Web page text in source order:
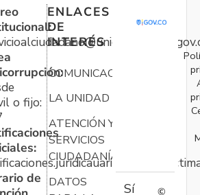
o fijo:
de
ENLACES
DE
INTERÉS
COMUNICACIONES
LA UNIDAD
ATENCIÓN Y
SERVICIOS
CIUDADANÍA
DATOS
Sí
©